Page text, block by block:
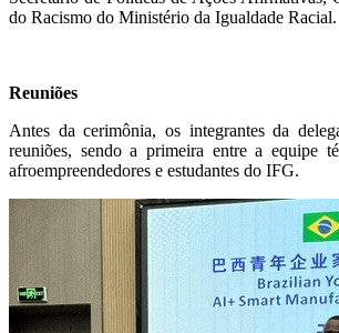
do Racismo do Ministério da Igualdade Racial.
Reuniões
Antes da cerimônia, os integrantes da
reuniões, sendo a primeira entre a equipe
afroempreendedores e estudantes do IFG.